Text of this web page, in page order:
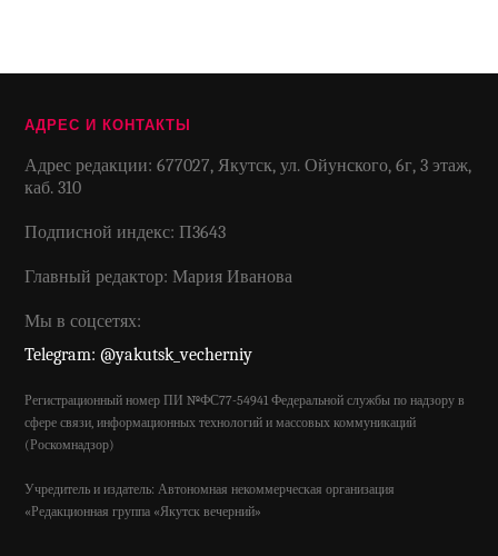
АДРЕС И КОНТАКТЫ
Адрес редакции: 677027, Якутск, ул. Ойунского, 6г, 3 этаж,
каб. 310
Подписной индекс: П3643
Главный редактор: Мария Иванова
Мы в соцсетях:
Telegram: @yakutsk_vecherniy
Регистрационный номер ПИ №ФС77-54941 Федеральной службы по надзору в
сфере связи, информационных технологий и массовых коммуникаций
(Роскомнадзор)
Учредитель и издатель: Автономная некоммерческая организация
«Редакционная группа «Якутск вечерний»